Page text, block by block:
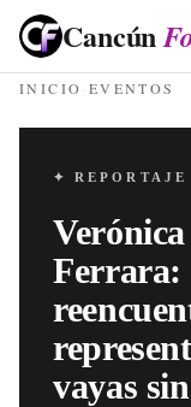
Cancún
INICIO· EVENTOS
✦ REPORTAJE
Ferrara:
vayas